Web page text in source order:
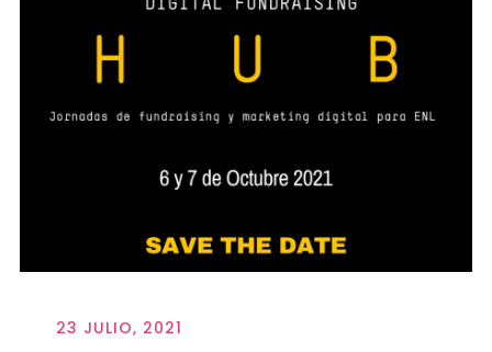
23 JULIO, 2021